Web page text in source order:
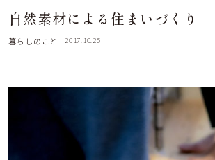
自然素材による住まいづくり
暮らしのこと 2017.10.25